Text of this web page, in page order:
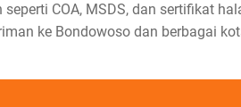
COA, MSDS, dan sertifikat
ke Bondowoso dan berbagai